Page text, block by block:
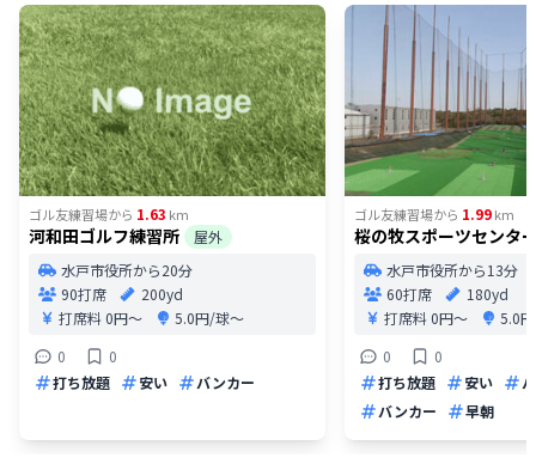
ゴル友練習場から 1.63 km
河和田ゴルフ練習所
屋外
水戸市役所から20分
90打席
200yd
打席料0円〜
5.0円/球〜
0
0
打ち放題
安い バンカー
ゴル友練習場から 1.99km
桜の牧スポーツセンタ
水戸市役所から13分
60打席
180yd
打席料0円〜
5.0
0
0
打ち放題
安い
バンカー
早朝